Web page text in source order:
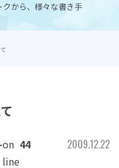
から、様々な書き手
on
line
44 2009.12.22